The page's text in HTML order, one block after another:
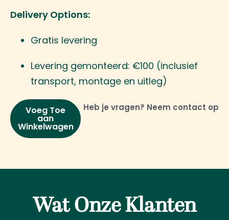
Delivery Options:
Gratis levering
Levering gemonteerd: €100 (inclusief
transport, montage en uitleg)
Voeg Toe
aan
Winkelwagen
Heb je vragen? Neem contact op
Wat Onze Klanten